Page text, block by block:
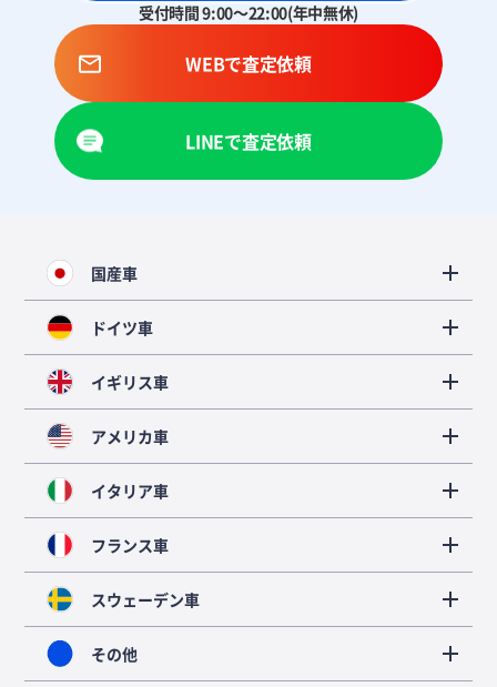
受付時間 9:00～22:00(年中無休)
WEBで査定依頼
LINEで査定依頼
国産車
ドイツ車
イギリス車
アメリカ車
イタリア車
フランス車
スウェーデン車
その他